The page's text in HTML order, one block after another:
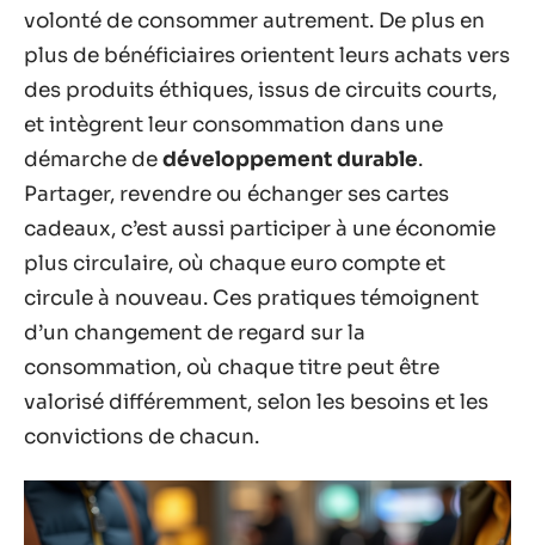
volonté de consommer autrement. De plus en
plus de bénéficiaires orientent leurs achats vers
des produits éthiques, issus de circuits courts,
et intègrent leur consommation dans une
démarche dedéveloppement durable.
Partager, revendre ou échanger ses cartes
cadeaux, c’est aussi participer à une économie
plus circulaire, où chaque euro compte et
circule à nouveau. Ces pratiques témoignent
d’un changement de regard sur la
consommation, où chaque titre peut être
valorisé différemment, selon les besoins et les
convictions de chacun.